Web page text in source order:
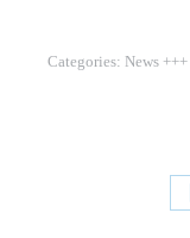
Categories: News